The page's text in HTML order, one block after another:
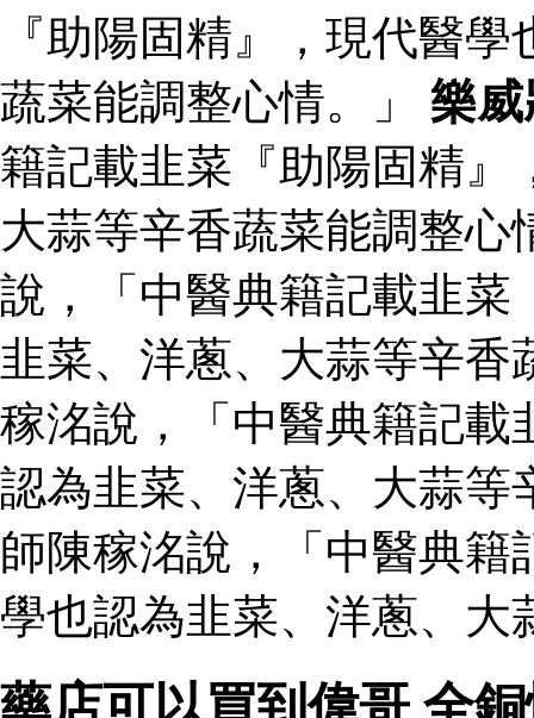
『助陽固精』，現代醫
蔬菜能調整心情。」 樂威
籍記載韭菜『助陽固精』
大蒜等辛香蔬菜能調整心
說，「中醫典籍記載韭菜
韭菜、洋蔥、大蒜等辛香
稼洺說，「中醫典籍記載
認為韭菜、洋蔥、大蒜等
師陳稼洺說，「中醫典
學也認為韭菜、洋蔥、大
藥店可以買到偉哥 全